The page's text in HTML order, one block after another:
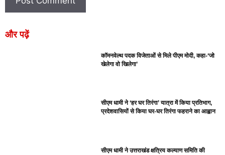
और पढ़ें
कॉमनवेल्थ पदक विजेताओं से मिले पीएम मोदी, कहा-‘जो
खेलेगा वो खिलेगा’
सीएम धामी ने ‘हर घर तिरंगा’ यात्रा में किया प्रतिभाग,
प्रदेशवासियों से किया घर-घर तिरंगा फहराने का आह्वान
सीएम धामी ने उत्तराखंड क्षत्रिय कल्याण समिति की